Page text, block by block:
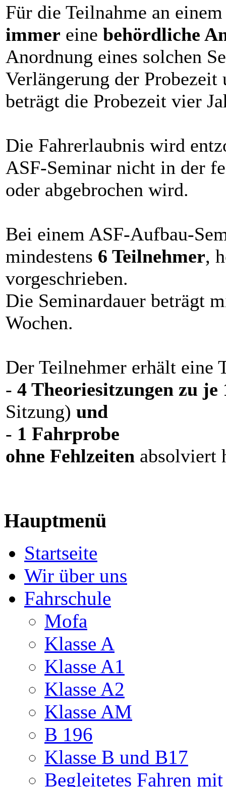
Für die Teilnahme an
immer eine behördliche
Anordnung eines solchen
Verlängerung der
beträgt die Probezeit vier
Die Fahrerlaubnis wird
ASF-Seminar nicht in der
oder abgebrochen wird.
Bei einem ASF-Aufbau-
mindestens 6 Teilnehmer,
vorgeschrieben.
Die Seminardauer beträgt
Wochen.
Der Teilnehmer erhält eine
- 4 Theoriesitzungen zu
Sitzung) und
- 1 Fahrprobe
ohne Fehlzeiten absolviert
Hauptmenü
Startseite
Wir über uns
Fahrschule
Mofa
Klasse A
Klasse A1
Klasse A2
Klasse AM
B 196
Klasse B und B17
Begleitetes Fahren